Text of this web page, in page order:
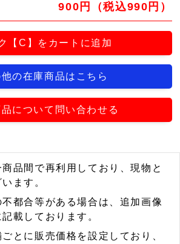
900円（税込990円）
【C】をカートに追加
の在庫商品はこちら
について問い合わせる
商品間で再利用しており、現物と
ます。
不都合等がある場合は、追加画像
載しております。
とに販売価格を設定しており、